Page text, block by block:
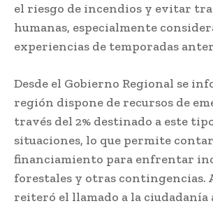
el riesgo de incendios y evitar
humanas, especialmente
experiencias de temporadas
Desde el Gobierno Regional se
región dispone de recursos de
través del 2% destinado a este
situaciones, lo que permite
financiamiento para enfrentar
forestales y otras contingencias.
reiteró el llamado a la ciudadanía